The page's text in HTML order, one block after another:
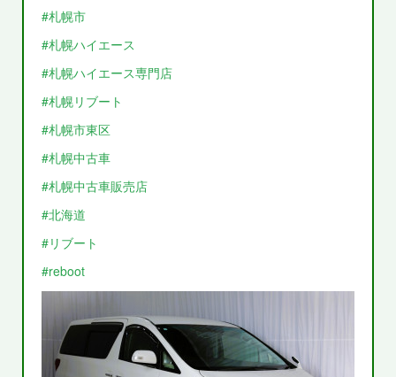
#札幌市
#札幌ハイエース
#札幌ハイエース専門店
#札幌リブート
#札幌市東区
#札幌中古車
#札幌中古車販売店
#北海道
#リブート
#reboot